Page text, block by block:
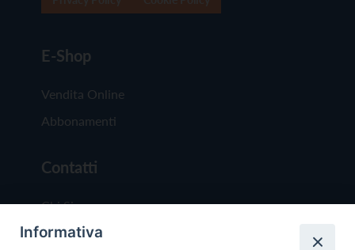
E-Shop
Vendita Online
Abbonamenti
Contatti
Chi Siamo
Redazione
Informativa